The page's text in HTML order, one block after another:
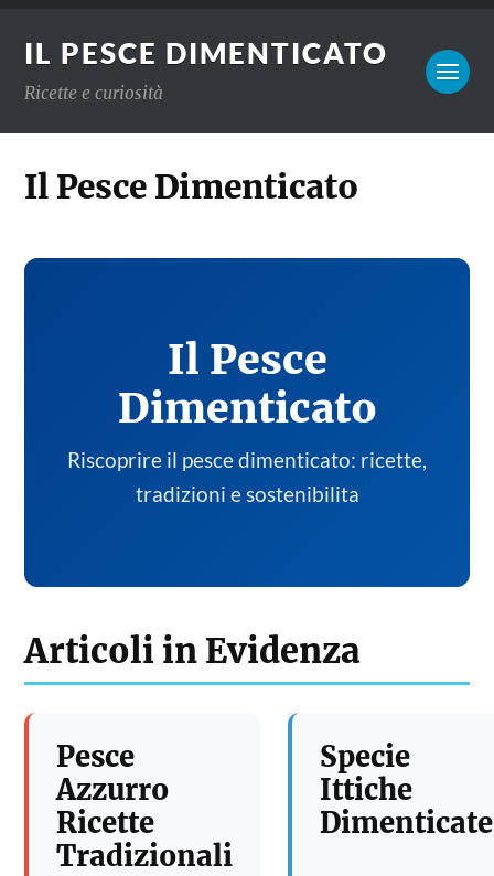
IL PESCE DIMENTICATO
Ricette e curiosità
Il Pesce Dimenticato
Il Pesce
Dimenticato
Riscoprire il pesce dimenticato: ricette,
tradizioni e sostenibilita
Articoli in Evidenza
Pesce
Azzurro
Ricette
Tradizionali
Specie
Ittiche
Dimenticate